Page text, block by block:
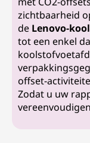
zichtbaarheid
de Lenovo-
tot een enkel
offset-
Zodat u uw